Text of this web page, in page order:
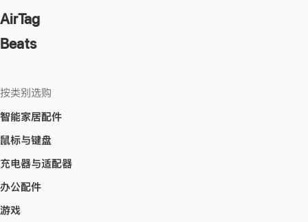
AirTag
Beats
按类别选购
智能家居配件
鼠标与键盘
充电器与适配器
办公配件
游戏